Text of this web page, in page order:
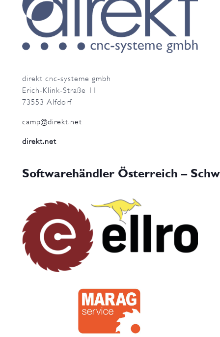
direkt cnc-systeme gmbh
Erich-Klink-Straße 11
73553 Alfdorf
camp@direkt.net
direkt.net
Softwarehändler Österreich –